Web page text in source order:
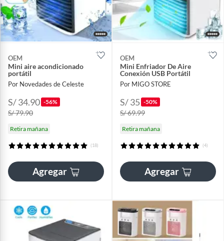
OEM
Mini aire acondicionado
portátil
Por Novedades de Celeste
S/ 34.90 -56%
S/ 79.90
Retira mañana
(18)
Agregar
OEM
Mini Enfriador De Aire
Conexión USB Portátil
Por MIGO STORE
S/ 35 -50%
S/ 69.99
Retira mañana
(4)
Agregar